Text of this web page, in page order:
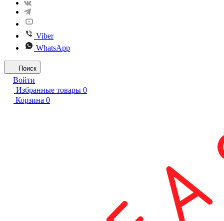
Viber
WhatsApp
Поиск
Войти
Избранные товары 0
Корзина 0